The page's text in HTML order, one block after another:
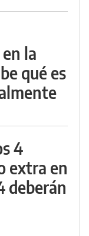
la
qué es
4
extra en
deberán